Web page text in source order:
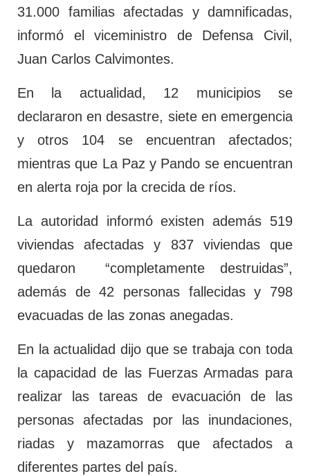
31.000 familias afectadas y damnificadas,
informó el viceministro de Defensa Civil,
Juan Carlos Calvimontes.
En la actualidad, 12 municipios se
declararon en desastre, siete en emergencia
y otros 104 se encuentran afectados;
mientras que La Paz y Pando se encuentran
en alerta roja por la crecida de ríos.
La autoridad informó existen además 519
viviendas afectadas y 837 viviendas que
quedaron “completamente destruidas”,
además de 42 personas fallecidas y 798
evacuadas de las zonas anegadas.
En la actualidad dijo que se trabaja con toda
la capacidad de las Fuerzas Armadas para
realizar las tareas de evacuación de las
personas afectadas por las inundaciones,
riadas y mazamorras que afectados a
diferentes partes del país.